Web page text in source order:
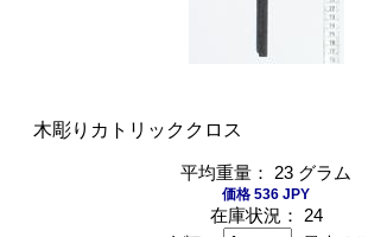
木彫りカトリッククロス
平均重量： 23 グラム
価格 536 JPY
在庫状況： 24